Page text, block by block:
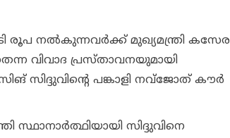
രൂപ നല്‍കുന്നവര്‍ക്ക് മുഖ്യമന്ത്രി കസേര
വിവാദ പ്രസ്താവനയുമായി
പങ്കാളി നവ്‌ജോത് കൗര്‍
സ്ഥാനാര്‍ത്ഥിയായി സിദ്ദുവിനെ